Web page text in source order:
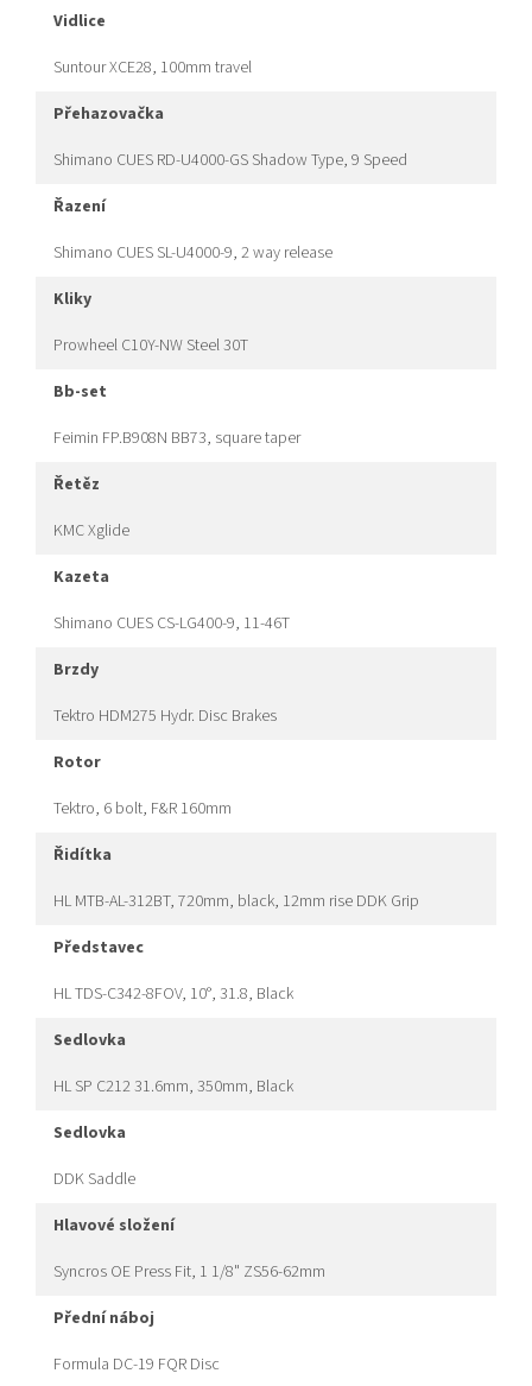
vidlice
Suntour XCE28, 100mm travel
přehazovačka
Shimano CUES RD-U4000-GS Shadow Type, 9 Speed
řazení
Shimano CUES SL-U4000-9, 2 way release
kliky
Prowheel C10Y-NW Steel 30T
bb-set
Feimin FP.B908N BB73, square taper
řetěz
KMC Xglide
kazeta
Shimano CUES CS-LG400-9, 11-46T
brzdy
Tektro HDM275 Hydr. Disc Brakes
rotor
Tektro, 6 bolt, F&R 160mm
řidítka
HL MTB-AL-312BT, 720mm, black, 12mm rise DDK Grip
představec
HL TDS-C342-8FOV, 10°, 31.8, Black
sedlovka
HL SP C212 31.6mm, 350mm, Black
sedlovka
DDK Saddle
hlavové složení
Syncros OE Press Fit, 1 1/8" ZS56-62mm
přední náboj
Formula DC-19 FQR Disc